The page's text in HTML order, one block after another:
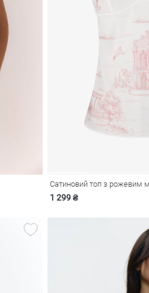
Сатиновий топ з рожевим
1 299 ₴